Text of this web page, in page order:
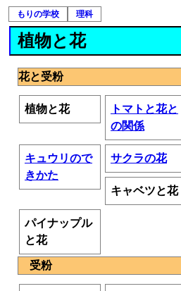
もりの学校 理科
植物と花
花と受粉
植物と花
トマトと花と
の関係
キュウリので
きかた
サクラの花
キャベツと花
パイナップル
と花
受粉